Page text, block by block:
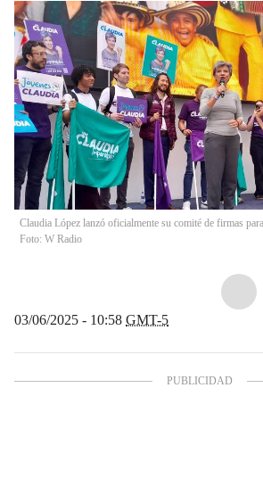
Claudia López lanzó oficialmente su comité de firmas
Foto: W Radio
03/06/2025 - 10:58 GMT-5